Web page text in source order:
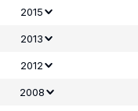
2015
2013
2012
2008